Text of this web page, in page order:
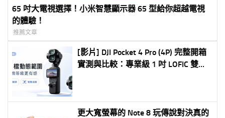
65 吋大電視選擇！小米智慧顯示器 65 型給你超越電視
的體驗！
推薦文章
[影片] DJI Pocket 4 Pro (4P) 完整開箱
實測與比較：專業級 1 吋 LOFIC 雙鏡
更大寬螢幕的 Note 8 玩傳說對決真的